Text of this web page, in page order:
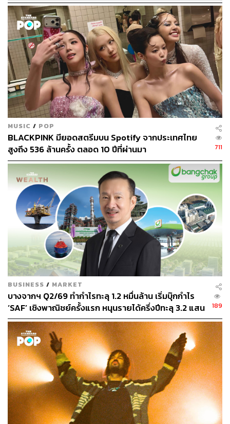
อย่างไรก็ตาม หากศาลฮ่องกงมีคำตัดสินให้เพลงนี้ถูกแบน
ใครก็ตามที่เกี่ยวข้องกับการออกอากาศ การแสดง จำหน่าย
หรือเผยแพร่เพลงลงในช่องทางต่างๆ รวมถึงอินเทอร์เน็ตด้วย
อาจถูกดำเนินคดีภายใต้กฎหมายความมั่นคงแห่งชาติ
ภาพ: Vernon Yuen / NurPhoto via Getty Images
อ้างอิง:
https://www.bbc.com/news/world-asia-china-658749
54
TAGS: ประชาธิปไตย Hong Kong Spotify
ดนตรี
เพลงชาติฮ่องกง
ABOUT THE AUTHOR
วิโรจน์ เลิศจิตต์ธรรม
Senior Content Creator กองข่าวต่างประเทศ
THE STANDARD
MUSIC / POP
BLACKPINK มียอดสตรีมบน Spotify จากประเทศไทย
สูงถึง 536 ล้านครั้ง ตลอด 10 ปีที่ผ่านมา
711
BUSINESS / MARKET
บางจากฯ Q2/69 ทำกำไรทะลุ 1.2 หมื่นล้าน เริ่มบุ๊กกำไร
‘SAF’ เชิงพาณิชย์ครั้งแรก หนุนรายได้ครึ่งปีทะลุ 3.2 แสน
ล้าน
189